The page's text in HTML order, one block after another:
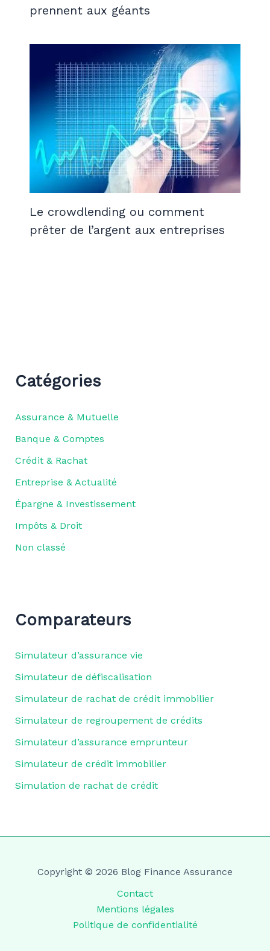
prennent aux géants
Le crowdlending ou comment
prêter de l’argent aux entreprises
Catégories
Assurance & Mutuelle
Banque & Comptes
Crédit & Rachat
Entreprise & Actualité
Épargne & Investissement
Impôts & Droit
Non classé
Comparateurs
Simulateur d’assurance vie
Simulateur de défiscalisation
Simulateur de rachat de crédit immobilier
Simulateur de regroupement de crédits
Simulateur d’assurance emprunteur
Simulateur de crédit immobilier
Simulation de rachat de crédit
Copyright © 2026 Blog Finance Assurance
Contact
Mentions légales
Politique de confidentialité